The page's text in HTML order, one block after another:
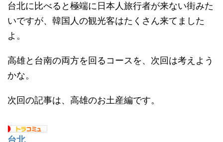
台北に比べると極端に日本人旅行者が来ない街みた
いですが、韓国人の観光客はたくさん来てました
よ。
高雄と台南の両方を回るコースを、次回は考えよう
かな。
次回の記事は、高雄のお土産編です。
台北